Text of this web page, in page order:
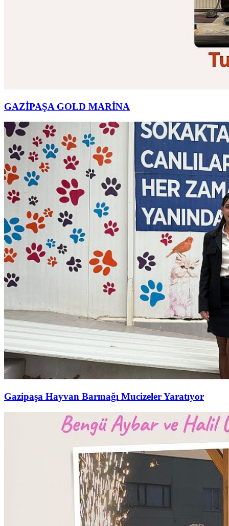
GAZİPAŞA GOLD MARİNA
Gazipaşa Hayvan Barınağı Mucizeler Yaratıyor